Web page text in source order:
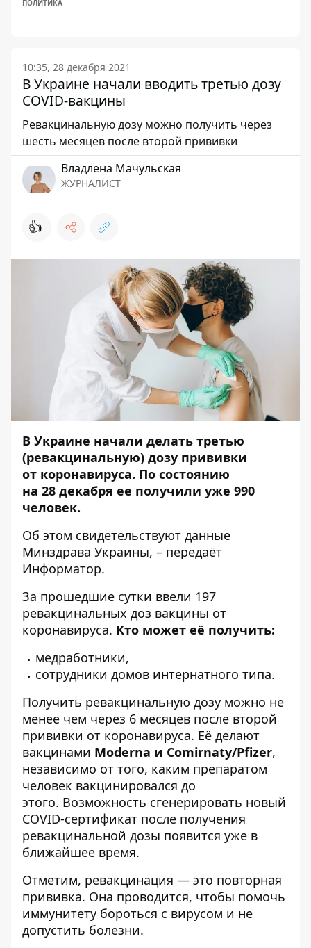
ПОЛИТИКА
10:35, 28 декабря 2021
В Украине начали вводить третью дозу
COVID-вакцины
Ревакцинальную дозу можно получить через
шесть месяцев после второй прививки
Владлена Мачульская
ЖУРНАЛИСТ
👍
В Украине начали делать третью
(ревакцинальную) дозу прививки
от коронавируса. По состоянию
на 28 декабря ее получили уже 990
человек.
Об этом свидетельствуют данные
Минздрава Украины, – передаёт
Информатор.
За прошедшие сутки ввели 197
ревакцинальных доз вакцины от
коронавируса. Кто может её получить:
медработники,
сотрудники домов интернатного типа.
Получить ревакцинальную дозу можно не
менее чем через 6 месяцев после второй
прививки от коронавируса. Её делают
вакцинами Moderna и Comirnaty/Pfizer,
независимо от того, каким препаратом
человек вакцинировался до
этого. Возможность сгенерировать новый
COVID-сертификат после получения
ревакцинальной дозы появится уже в
ближайшее время.
Отметим, ревакцинация — это повторная
прививка. Она проводится, чтобы помочь
иммунитету бороться с вирусом и не
допустить болезни.